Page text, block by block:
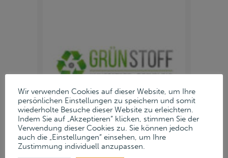
12. Februar 2026
Wir verwenden Cookies auf dieser Website, um Ihre
persönlichen Einstellungen zu speichern und somit
wiederholte Besuche dieser Website zu erleichtern.
Indem Sie auf „Akzeptieren“ klicken, stimmen Sie der
Verwendung dieser Cookies zu. Sie können jedoch
auch die „Einstellungen“ einsehen, um Ihre
Zustimmung individuell anzupassen.